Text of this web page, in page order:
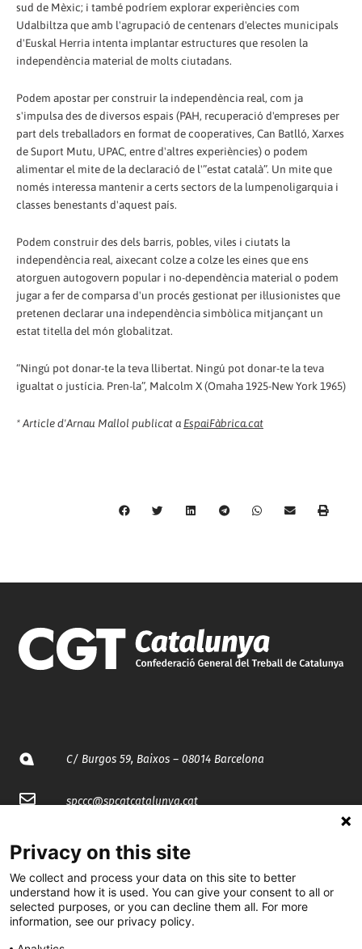
sud de Mèxic; i també podríem explorar experiències com
Udalbiltza que amb l'agrupació de centenars d'electes municipals
d'Euskal Herria intenta implantar estructures que resolen la
independència material de molts ciutadans.
Podem apostar per construir la independència real, com ja
s'impulsa des de diversos espais (PAH, recuperació d'empreses per
part dels treballadors en format de cooperatives, Can Batlló, Xarxes
de Suport Mutu, UPAC, entre d'altres experiències) o podem
alimentar el mite de la declaració de l'”estat català”. Un mite que
només interessa mantenir a certs sectors de la lumpenoligarquia i
classes benestants d'aquest país.
Podem construir des dels barris, pobles, viles i ciutats la
independència real, aixecant colze a colze les eines que ens
atorguen autogovern popular i no-dependència material o podem
jugar a fer de comparsa d'un procés gestionat per il·lusionistes que
pretenen declarar una independència simbòlica mitjançant un
estat titella del món globalitzat.
“Ningú pot donar-te la teva llibertat. Ningú pot donar-te la teva
igualtat o justícia. Pren-la”, Malcolm X (Omaha 1925-New York 1965)
* Article d'Arnau Mallol publicat a EspaiFàbrica.cat
C/ Burgos 59, Baixos – 08014 Barcelona
spccc@spcgtcatalunya.cat
@CGTCatalunya
cgtcatalunya
Privacy on this site
We collect and process your data on this site to better
understand how it is used. You can give your consent to all or
selected purposes, or you can decline them all. For more
information, see our privacy policy.